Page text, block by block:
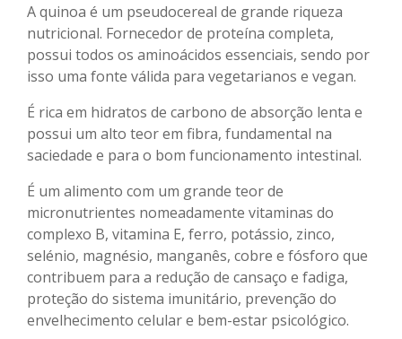
A quinoa é um pseudocereal de grande riqueza
nutricional. Fornecedor de proteína completa,
possui todos os aminoácidos essenciais, sendo por
isso uma fonte válida para vegetarianos e vegan.
É rica em hidratos de carbono de absorção lenta e
possui um alto teor em fibra, fundamental na
saciedade e para o bom funcionamento intestinal.
É um alimento com um grande teor de
micronutrientes nomeadamente vitaminas do
complexo B, vitamina E, ferro, potássio, zinco,
selénio, magnésio, manganês, cobre e fósforo que
contribuem para a redução de cansaço e fadiga,
proteção do sistema imunitário, prevenção do
envelhecimento celular e bem-estar psicológico.